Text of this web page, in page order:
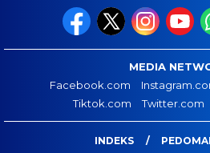
MEDIA
Facebook.com
Tiktok.com
Twitter.com
INDEKS